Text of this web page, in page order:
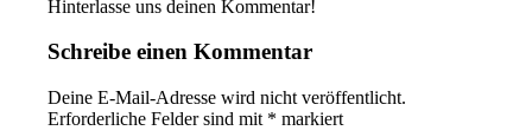
Hinterlasse uns deinen Kommentar!
Schreibe einen Kommentar
Deine E-Mail-Adresse wird nicht veröffentlicht.
Erforderliche Felder sind mit * markiert